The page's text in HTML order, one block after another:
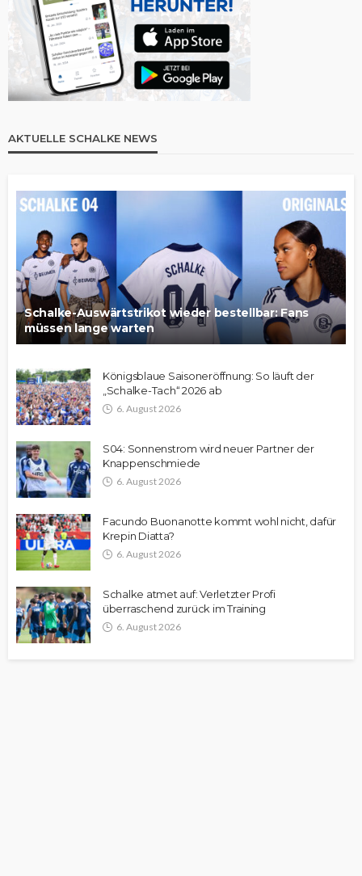
AKTUELLE SCHALKE NEWS
Schalke-Auswärtstrikot wieder bestellbar: Fans
müssen lange warten
Königsblaue Saisoneröffnung: So läuft der
„Schalke-Tach“ 2026 ab
6. August 2026
S04: Sonnenstrom wird neuer Partner der
Knappenschmiede
6. August 2026
Facundo Buonanotte kommt wohl nicht, dafür
Krepin Diatta?
6. August 2026
Schalke atmet auf: Verletzter Profi
überraschend zurück im Training
6. August 2026